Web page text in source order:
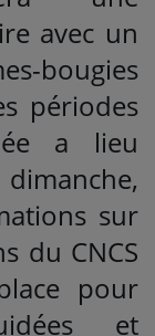
avec un
bougies
périodes
a lieu
sur
du CNCS
pour
et